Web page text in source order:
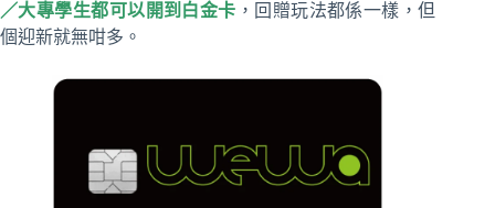
／大專學生都可以開到白金卡 ，回贈玩法都係一樣，但
個迎新就無咁多。